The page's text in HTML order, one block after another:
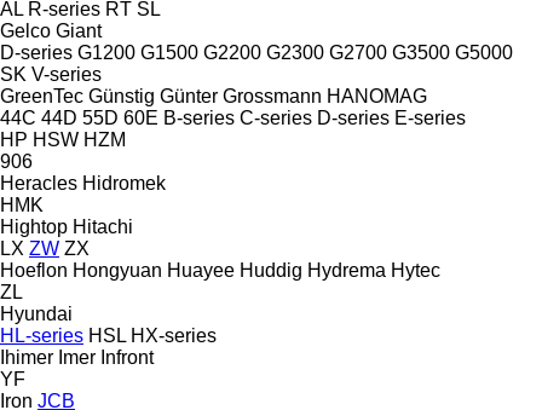
AL R-series RT SL
Gelco Giant
D-series G1200 G1500 G2200 G2300 G2700 G3500 G5000
SK V-series
GreenTec Günstig Günter Grossmann HANOMAG
44C 44D 55D 60E B-series C-series D-series E-series
HP HSW HZM
906
Heracles Hidromek
HMK
Hightop Hitachi
LX ZW ZX
Hoeflon Hongyuan Huayee Huddig Hydrema Hytec
ZL
Hyundai
HL-series HSL HX-series
Ihimer Imer Infront
YF
Iron JCB